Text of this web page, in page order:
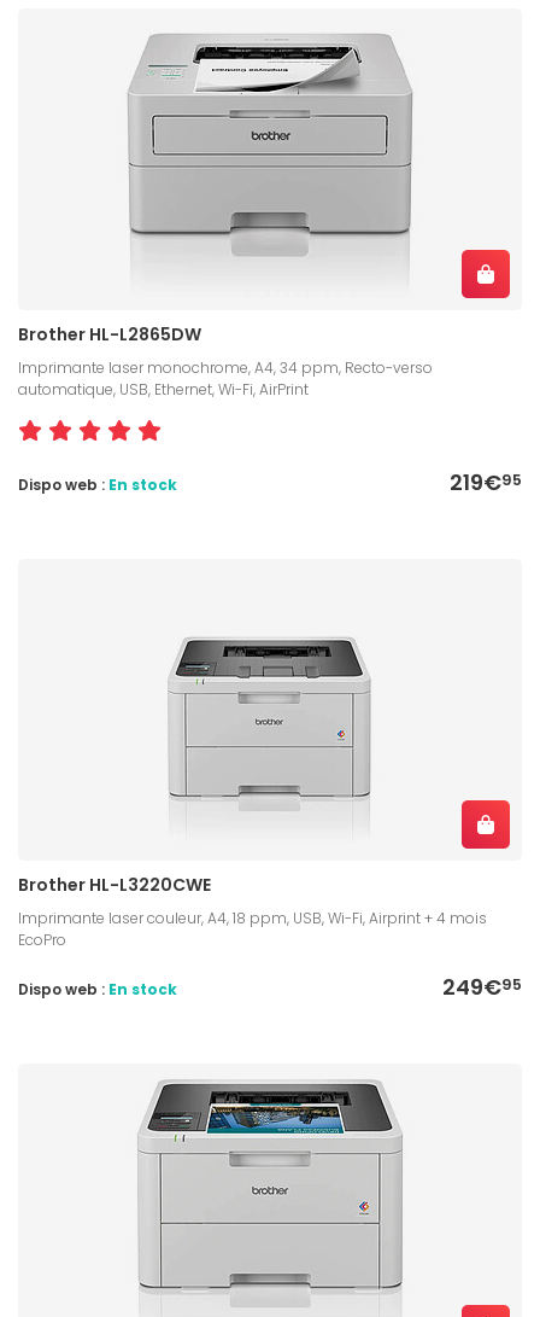
Brother HL-L2865DW
Imprimante laser monochrome, A4, 34 ppm, Recto-verso
automatique, USB, Ethernet, Wi-Fi, AirPrint
219€95
Dispo web : En stock
Brother HL-L3220CWE
Imprimante laser couleur, A4, 18 ppm, USB, Wi-Fi, Airprint + 4 mois
EcoPro
249€95
Dispo web : En stock